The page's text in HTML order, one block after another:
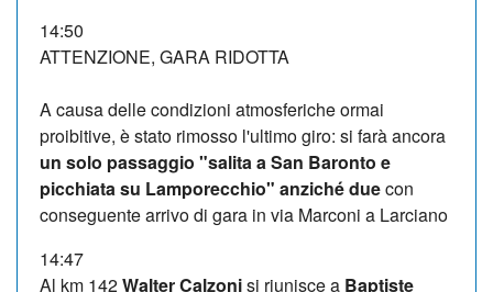
14:50
ATTENZIONE, GARA RIDOTTA
A causa delle condizioni atmosferiche ormai
proibitive, è stato rimosso l'ultimo giro: si farà ancora
un solo passaggio "salita a San Baronto e
picchiata su Lamporecchio" anziché duecon
conseguente arrivo di gara in via Marconi a Larciano
14:47
Al km 142Walter Calzonisi riunisce a Baptiste